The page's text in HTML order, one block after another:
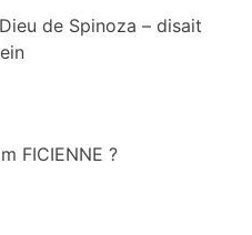
de Spinoza – disait
FICIENNE ?